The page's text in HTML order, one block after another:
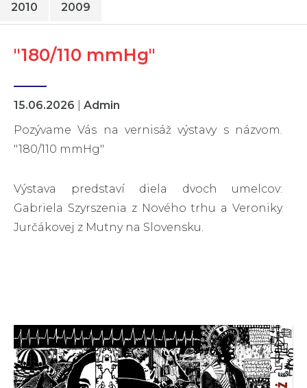
2010 2009
"180/110 mmHg"
15.06.2026
Admin
Pozývame Vás na vernisáž výstavy s názvom.
"180/110 mmHg"
Výstava predstaví diela dvoch umelcov:
Gabriela Szyrszenia z Nového trhu a Veroniky
Jurčákovej z Mutny na Slovensku.